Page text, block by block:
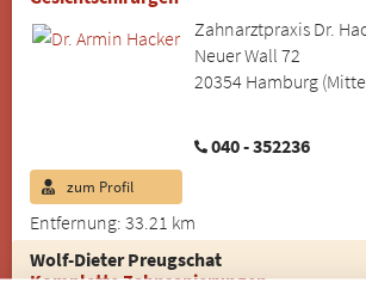
Zahnarztpraxis Dr.
Neuer Wall 72
20354 Hamburg
040 - 352236
Entfernung: 33.21 km
zum Profil
Wolf-Dieter Preugschat
Komplette Zahnsanierungen